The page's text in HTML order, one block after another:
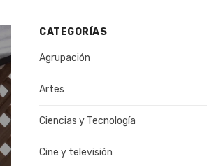
CATEGORÍAS
Agrupación
Artes
Ciencias y Tecnología
Cine y televisión